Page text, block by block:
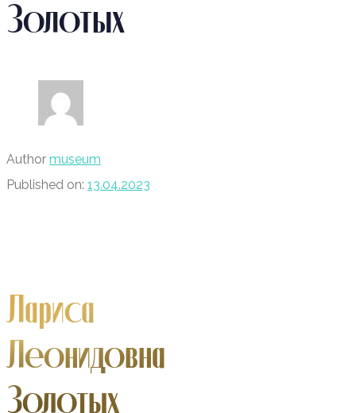
Золотых
Author museum
Published on: 13.04.2023
Лариса
Леонидовна
Золотых